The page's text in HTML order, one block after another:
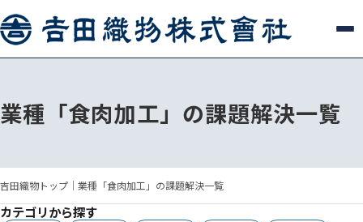
業種「食肉加工」の課題解決一覧
吉田織物トップ 業種「食肉加工」の課題解決一覧
カテゴリから探す